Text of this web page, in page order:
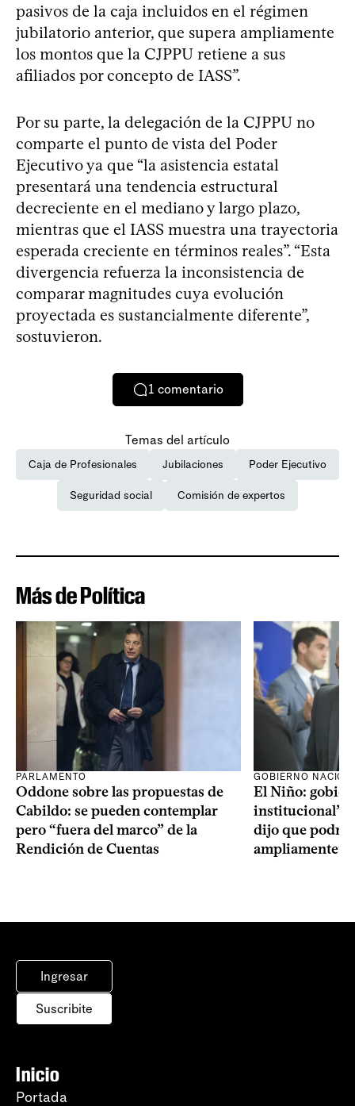
pasivos de la caja incluidos en el régimen
jubilatorio anterior, que supera ampliamente
los montos que la CJPPU retiene a sus
afiliados por concepto de IASS”.
Por su parte, la delegación de la CJPPU no
comparte el punto de vista del Poder
Ejecutivo ya que “la asistencia estatal
presentará una tendencia estructural
decreciente en el mediano y largo plazo,
mientras que el IASS muestra una trayectoria
esperada creciente en términos reales”. “Esta
divergencia refuerza la inconsistencia de
comparar magnitudes cuya evolución
proyectada es sustancialmente diferente”,
sostuvieron.
1 comentario
Temas del artículo
Caja de Profesionales Jubilaciones Poder Ejecutivo
Seguridad social Comisión de expertos
Más de Política
PARLAMENTO
Oddone sobre las propuestas de
Cabildo: se pueden contemplar
pero “fuera del marco” de la
Rendición de Cuentas
GOBIERNO
El Niño:
institucional”
dijo que
ampliamente”
Ingresar
Suscribite
Inicio
Portada